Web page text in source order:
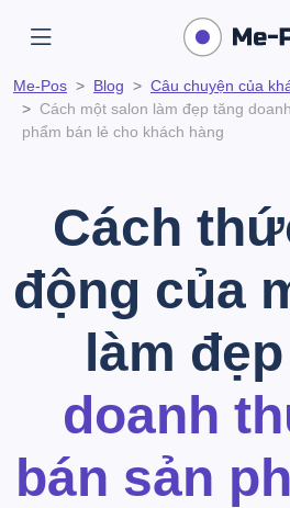
Me-Pos Blog
Câu chuyện của
Cách một salon làm đẹp tăng
phẩm bán lẻ cho khách hàng
Cách
động của
làm đẹp
doanh
bán sản